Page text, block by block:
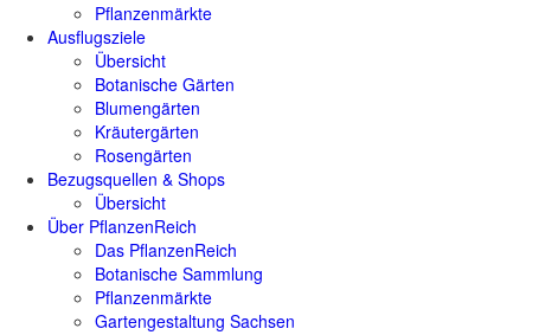
Pflanzenmärkte
Ausflugsziele
Übersicht
Botanische Gärten
Blumengärten
Kräutergärten
Rosengärten
Bezugsquellen & Shops
Übersicht
Über PflanzenReich
Das PflanzenReich
Botanische Sammlung
Pflanzenmärkte
Gartengestaltung Sachsen